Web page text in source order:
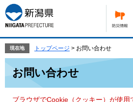
ー
ジ
の
頭
す。
ニ
ュ
ー
飛
て
現在地 トップページ > お問い合わせ
お問い合わせ
ブラウザでCookie（クッキー）が使用